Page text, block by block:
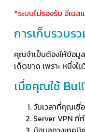
*ระบบไม่รองรับ อีเม
การเก็บรวบร
คุณจำเป็นต้องให้ข้อมู
เด็ดขาด เพราะ หนึ่ง
เมื่อคุณใช้
วันเวลาที่คุณเชื่
Server VPN ที่